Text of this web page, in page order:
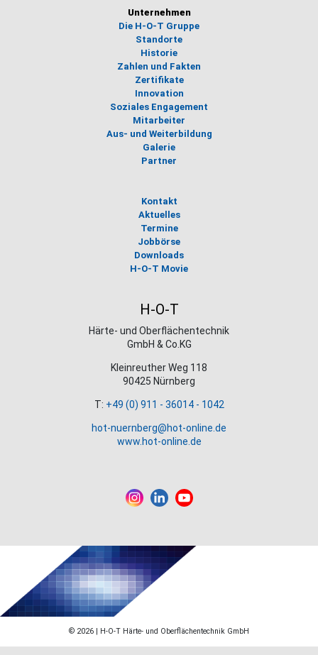
Unternehmen
Die H-O-T Gruppe
Standorte
Historie
Zahlen und Fakten
Zertifikate
Innovation
Soziales Engagement
Mitarbeiter
Aus- und Weiterbildung
Galerie
Partner
Kontakt
Aktuelles
Termine
Jobbörse
Downloads
H-O-T Movie
H-O-T
Härte- und Oberflächentechnik
GmbH & Co.KG
Kleinreuther Weg 118
90425 Nürnberg
T: +49 (0) 911 - 36014 - 1042
hot-nuernberg@hot-online.de
www.hot-online.de
© 2026 | H-O-T Härte- und Oberflächentechnik GmbH